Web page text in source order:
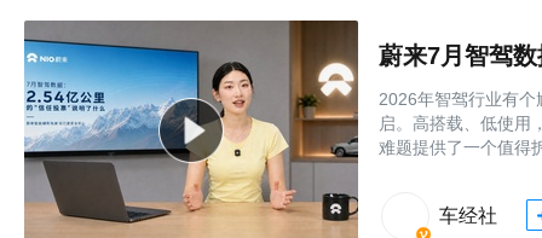
蔚来7月智驾
2026年智驾行业有
启。高搭载、低使用
难题提供了一个值得
车经社